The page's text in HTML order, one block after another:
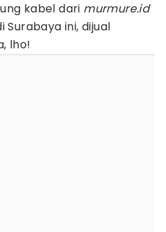
kabel dari murmure.id
Surabaya ini, dijual
lho!